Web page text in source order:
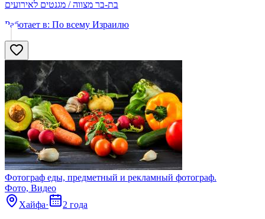
בת-בר מצווה / מגנטים לאירועים
Работает в: По всему Израилю
Фотограф еды, предметный и рекламный фотограф.
Фото, Видео
Хайфа·
2 года